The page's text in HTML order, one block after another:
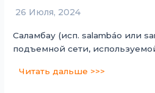
26 Июля, 2024
Саламбау (исп. salambáo или
подъемной сети,
Читать дальше >>>